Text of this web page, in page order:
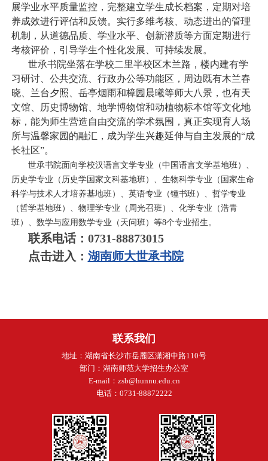
展学业水平质量监控，完整建立学生成长档案，定期对培
养成效进行评估和反馈。实行多维考核、动态进出的管理
机制，从道德品质、学业水平、创新潜质等方面定期进行
考核评价，引导学生个性化发展、可持续发展。
世承书院坐落在学校二里半校区木兰路，楼内建有学
习研讨、公共交流、行政办公等功能区，周边既有木兰春
晓、兰台夕照、岳亭烟雨和樟园晨曦等师大八景，也有天
文馆、历史博物馆、地学博物馆和动植物标本馆等文化地
标，能为师生营造自由交流的学术氛围，真正实现育人场
所与温馨家园的融汇，成为学生兴趣延伸与自主发展的“成
长社区”。
世承书院面向学校汉语言文学专业（中国语言文学基地班）、
历史学专业（历史学国家文科基地班）、生物科学专业（国家生命
科学与技术人才培养基地班）、英语专业（锺书班）、哲学专业
（哲学基地班）、物理学专业（周光召班）、化学专业（浩青
班）、数学与应用数学专业（天问班）等8个专业招生。
联系电话：0731-88873015
点击进入： 湖南师大世承书院
联系我们
地址：湖南省长沙市岳麓区潇湘中路110号
部门：湖南师范大学招生办公室
E-mail：zsb@hunnu.edu.cn
电话：0731-88872222